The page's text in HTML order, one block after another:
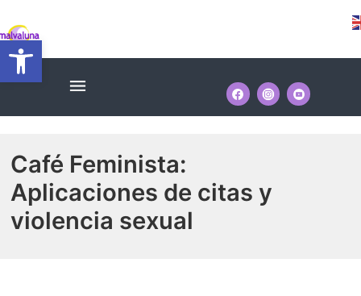
Abrir barra de herramientas
Menú
Café Feminista:
Aplicaciones de citas y
violencia sexual